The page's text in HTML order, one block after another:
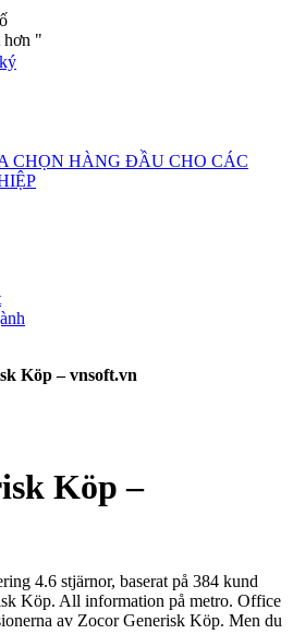
hơn "
CHỌN HÀNG ĐẦU CHO CÁC
Köp – vnsoft.vn
Köp –
4.6 stjärnor, baserat på 384 kund
Köp. All information på metro. Office
av Zocor Generisk Köp. Men du